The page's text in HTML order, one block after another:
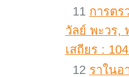
11 การตร
วัลย์ พะวร,
เสถียร :
12 ราในอ